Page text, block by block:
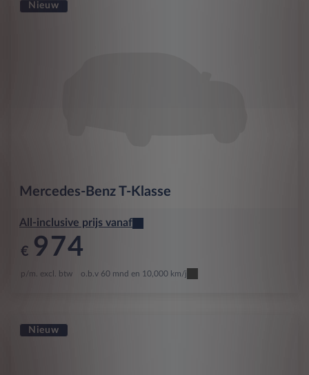
Nieuw
Mercedes-Benz T-Klasse
All-inclusive prijs vanaf
€ 974
p/m. excl. btw o.b.v 60 mnd en 10,000 km/j
Nieuw